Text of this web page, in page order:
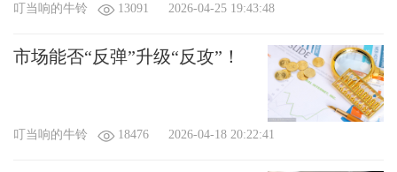
叮当响的牛铃 13091 2026-04-25 19:43:48
市场能否“反弹”升级“反攻”！
叮当响的牛铃 18476 2026-04-18 20:22:41